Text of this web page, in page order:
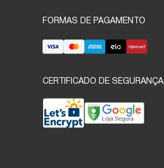
FORMAS DE PAGAMENTO
CERTIFICADO DE SEGURANÇA